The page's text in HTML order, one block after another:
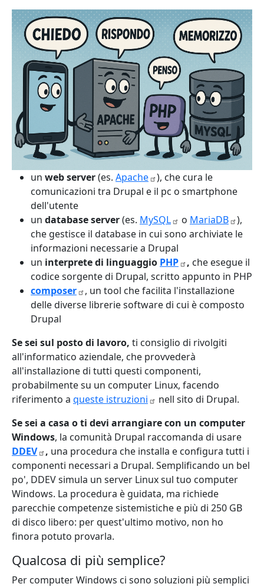
un web server(es. Apache
), che cura le
comunicazioni tra Drupal e il pc o smartphone
dell'utente
un database server(es. MySQL o MariaDB
),
che gestisce il database in cui sono archiviate le
informazioni necessarie a Drupal
un interprete di linguaggio PHP , che esegue il
codice sorgente di Drupal, scritto appunto in PHP
composer
, un tool che facilita l'installazione
delle diverse librerie software di cui è composto
Drupal
Se sei sul posto di lavoro, ti consiglio di rivolgiti
all'informatico aziendale, che provvederà
all'installazione di tutti questi componenti,
probabilmente su un computer Linux, facendo
riferimento a queste istruzioni
nell sito di Drupal.
Se sei a casa o ti devi arrangiare con un computer
Windows, la comunità Drupal raccomanda di usare
DDEV
, una procedura che installa e configura tutti i
componenti necessari a Drupal. Semplificando un bel
po', DDEV simula un server Linux sul tuo computer
Windows. La procedura è guidata, ma richiede
parecchie competenze sistemistiche e più di 250 GB
di disco libero: per quest'ultimo motivo, non ho
finora potuto provarla.
Qualcosa di più semplice?
Per computer Windows ci sono soluzioni più semplici